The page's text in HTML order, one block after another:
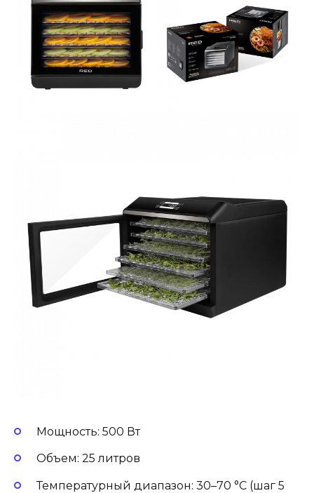
Мощность: 500 Вт
Объем: 25 литров
Температурный диапазон: 30–70 °C (шаг 5